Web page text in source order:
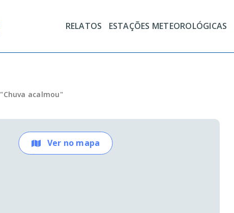
RELATOS ESTAÇÕES METEOROLÓGICAS
"Chuva acalmou"
Ver no mapa